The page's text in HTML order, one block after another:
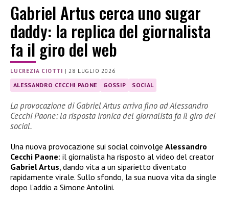
Gabriel Artus cerca uno sugar
daddy: la replica del giornalista
fa il giro del web
LUCREZIA CIOTTI |28 LUGLIO 2026
ALESSANDRO CECCHI PAONE GOSSIP SOCIAL
La provocazione di Gabriel Artus arriva fino ad Alessandro
Cecchi Paone: la risposta ironica del giornalista fa il giro dei
social.
Una nuova provocazione sui social coinvolge Alessandro
Cecchi Paone: il giornalista ha risposto al video del creator
Gabriel Artus , dando vita a un siparietto diventato
rapidamente virale. Sullo sfondo, la sua nuova vita da single
dopo l’addio a Simone Antolini.